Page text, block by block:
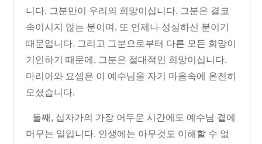
니다. 그분만이 우리의 희망이십니다. 그분은 결코
속이시지 않는 분이며 , 또 언제나 성실하신 분이기
때문입니다. 그리고 그분으로부터 다른 모든 희망이
기인하기 때문에 , 그분은 절대적인 희망이십니다.
마리아와 요셉은 이 예수님을 자기 마음속에 온전히
모셨습니다.
둘째 , 십자가의 가장 어두운 시간에도 예수님 곁에
머무는 일입니다. 인생에는 아무것도 이해할 수 없